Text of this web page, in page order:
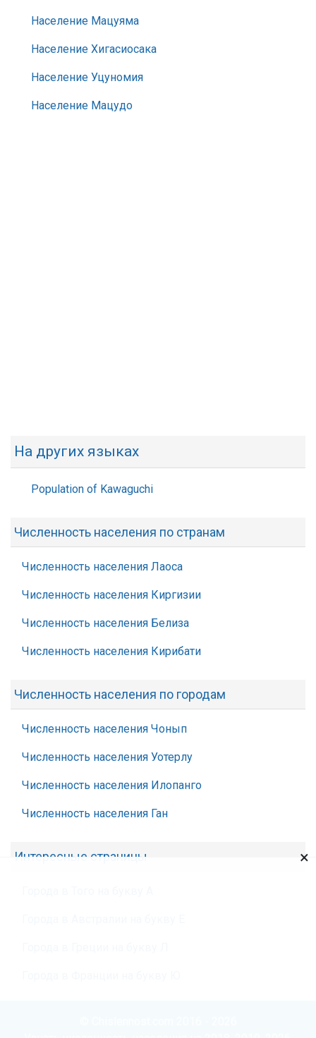
Население Мацуяма
Население Хигасиосака
Население Уцуномия
Население Мацудо
На других языках
Population of Kawaguchi
Численность населения по странам
Численность населения Лаоса
Численность населения Киргизии
Численность населения Белиза
Численность населения Кирибати
Численность населения по городам
Численность населения Чонып
Численность населения Уотерлу
Численность населения Илопанго
Численность населения Ган
Интересные страницы ×